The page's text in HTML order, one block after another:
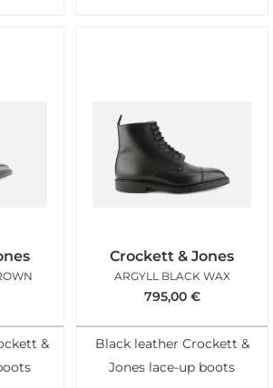
&
Crockett & Jones
ARGYLL BLACK WAX
795,00 €
Black leather Crockett &
Jones lace-up boots